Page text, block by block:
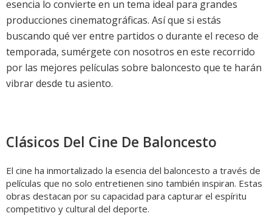
esencia lo convierte en un tema ideal para grandes
producciones cinematográficas. Así que si estás
buscando qué ver entre partidos o durante el receso de
temporada, sumérgete con nosotros en este recorrido
por las mejores películas sobre baloncesto que te harán
vibrar desde tu asiento.
Clásicos Del Cine De Baloncesto
El cine ha inmortalizado la esencia del baloncesto a través de
películas que no solo entretienen sino también inspiran. Estas
obras destacan por su capacidad para capturar el espíritu
competitivo y cultural del deporte.